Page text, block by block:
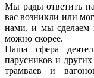
Мы рады ответить
вас возникли или
нами, и мы сделаем
можно скорее.
Наша сфера
парусников и
трамваев и